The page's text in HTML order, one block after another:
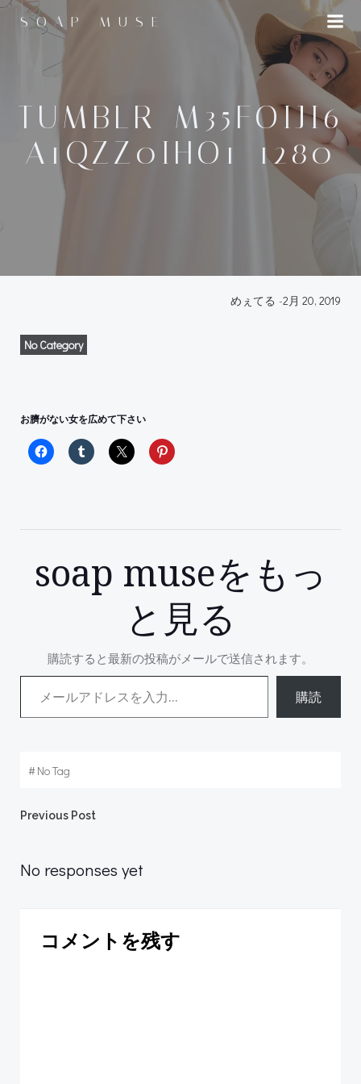
へ
ス
キ
ッ
SOAP MUSE
TUMBLR_M35FOIJI6
A1QZZ0IHO1_1280
めぇてる -2月 20, 2019
No Category
お臍がない女を広めて下さい
soap museをもっ
と見る
購読すると最新の投稿がメールで送信されます。
メールアドレスを入力...
購読
#No Tag
Post
navigation
Previous Post
No responses yet
コメントを残す